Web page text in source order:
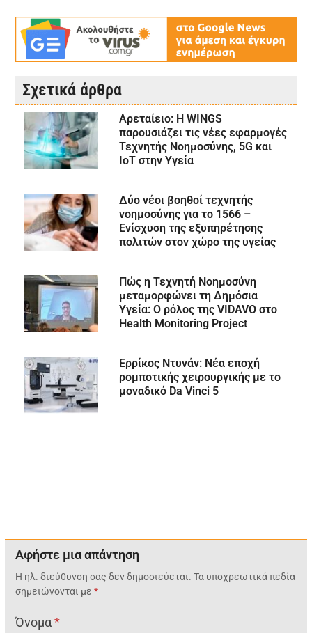
Σχετικά άρθρα
Αρεταίειο: Η WINGS
παρουσιάζει τις νέες εφαρμογές
Τεχνητής Νοημοσύνης, 5G και
IoT στην Υγεία
Δύο νέοι βοηθοί τεχνητής
νοημοσύνης για το 1566 –
Ενίσχυση της εξυπηρέτησης
πολιτών στον χώρο της υγείας
Πώς η Τεχνητή Νοημοσύνη
μεταμορφώνει τη Δημόσια
Υγεία: Ο ρόλος της VIDAVO στο
Health Monitoring Project
Ερρίκος Ντυνάν: Νέα εποχή
ρομποτικής χειρουργικής με το
μοναδικό Da Vinci 5
Αφήστε μια απάντηση
Η ηλ. διεύθυνση σας δεν δημοσιεύεται. Τα υποχρεωτικά πεδία
σημειώνονται με*
Όνομα*